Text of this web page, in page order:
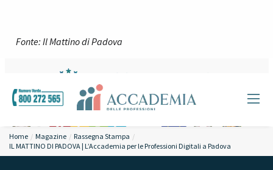
Home Magazine
Rassegna Stampa
IL MATTINO DI PADOVA | L’Accademia per le Professioni Digitali a Padova
Fonte: Il Mattino di Padova